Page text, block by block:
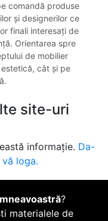
comandă produse
și designerilor ce
finali interesați de
Orientarea spre
de mobilier
cât și pe
site-uri
informație. Da-
loga.
?
materialele de